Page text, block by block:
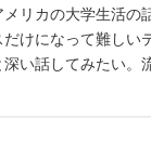
リカの大学生活の
けになって難しい
い話してみたい。